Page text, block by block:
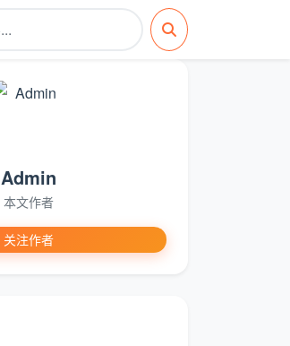
Admin
本文作者
关注作者